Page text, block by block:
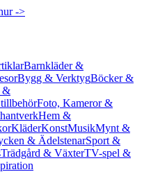
->
Barnkläder &
Bygg & VerktygBöcker &
&
Foto, Kameror &
Hem &
KläderKonstMusikMynt &
& ÄdelstenarSport &
Trädgård & VäxterTV-spel &